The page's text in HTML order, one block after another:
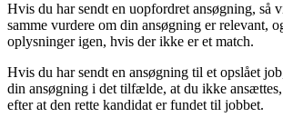
Hvis du har sendt en uopfordret ansøgning, så
samme vurdere om din ansøgning er relevant,
oplysninger igen, hvis der ikke er et match.
Hvis du har sendt en ansøgning til et opslået
din ansøgning i det tilfælde, at du ikke
efter at den rette kandidat er fundet til jobbet.